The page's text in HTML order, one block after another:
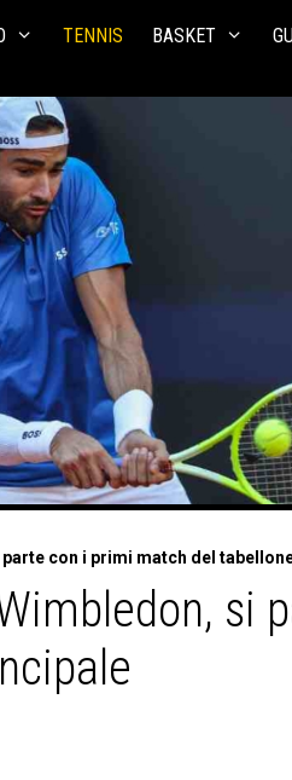
TENNIS BASKET
con i primi match del
si